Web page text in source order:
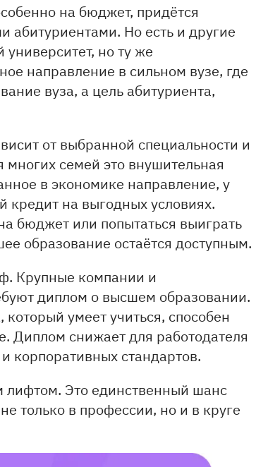
на бюджет, придётся
абитуриентами. Но есть и другие
но ту же
направление в сильном вузе, где
вуза, а цель абитуриента,
от выбранной специальности и
семей это внушительная
в экономике направление, у
кредит на выгодных условиях.
бюджет или попытаться выиграть
образование остаётся доступным.
Крупные компании и
диплом о высшем образовании.
умеет учиться, способен
Диплом снижает для работодателя
корпоративных стандартов.
лифтом. Это единственный шанс
только в профессии, но и в круге